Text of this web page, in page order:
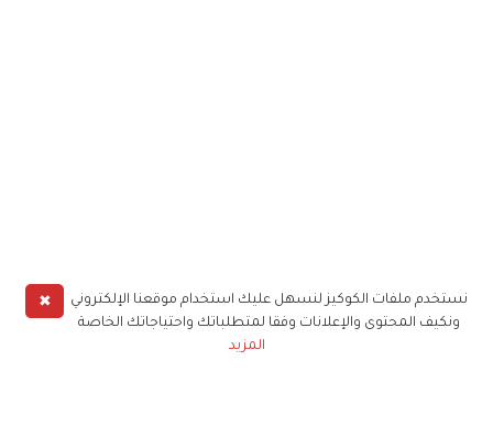
✖
نستخدم ملفات الكوكيز لنسهل عليك استخدام موقعنا الإلكتروني
ونكيف المحتوى والإعلانات وفقا لمتطلباتك واحتياجاتك الخاصة
المزيد